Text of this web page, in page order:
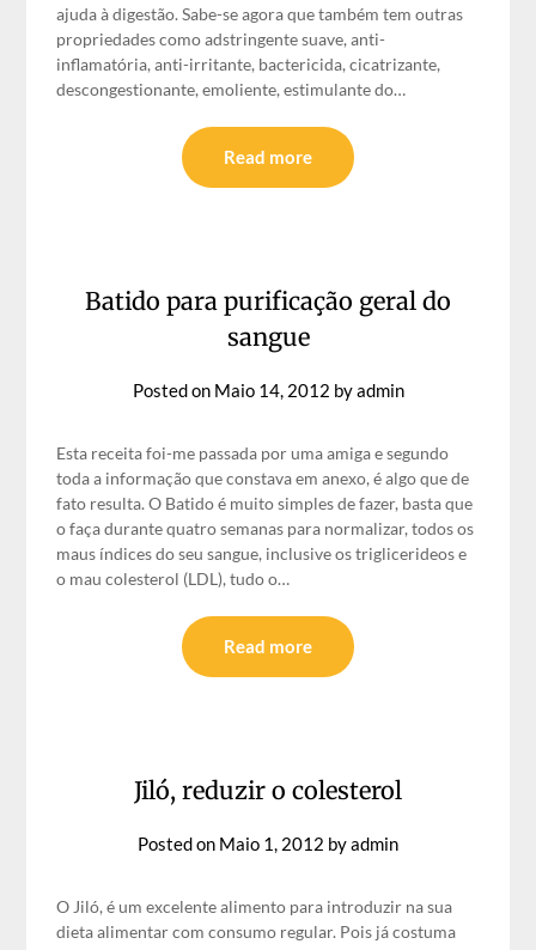
ajuda à digestão. Sabe-se agora que também tem outras
propriedades como adstringente suave, anti-
inflamatória, anti-irritante, bactericida, cicatrizante,
descongestionante, emoliente, estimulante do…
Read more
Batido para purificação geral do
sangue
Posted on Maio 14, 2012 byadmin
Esta receita foi-me passada por uma amiga e segundo
toda a informação que constava em anexo, é algo que de
fato resulta. O Batido é muito simples de fazer, basta que
o faça durante quatro semanas para normalizar, todos os
maus índices do seu sangue, inclusive os triglicerideos e
o mau colesterol (LDL), tudo o…
Read more
Jiló, reduzir o colesterol
Posted on Maio 1, 2012 byadmin
O Jiló, é um excelente alimento para introduzir na sua
dieta alimentar com consumo regular. Pois já costuma